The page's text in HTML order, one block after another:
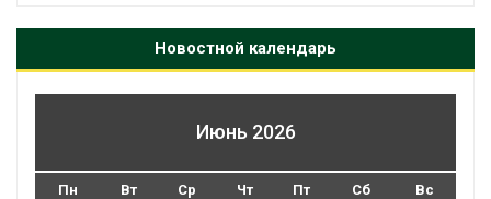
Новостной календарь
Июнь 2026
Пн Вт Ср Чт Пт Сб Вс